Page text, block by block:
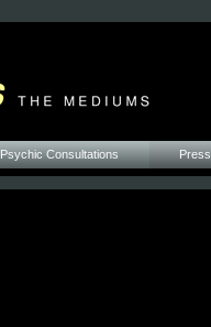
Psychic Consultations Press